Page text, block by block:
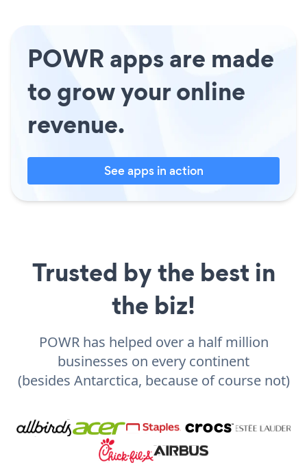
POWR apps are made
to grow your online
revenue.
See apps in action
Trusted by the best in
the biz!
POWR has helped over a half million
businesses on every continent
(besides Antarctica, because of course not)